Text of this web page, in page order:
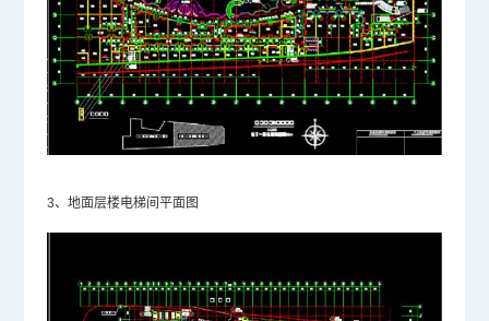
3、地面层楼电梯间平面图